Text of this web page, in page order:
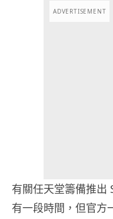
ADVERTISEMENT
有關任天堂籌備推出
有一段時間，但官方